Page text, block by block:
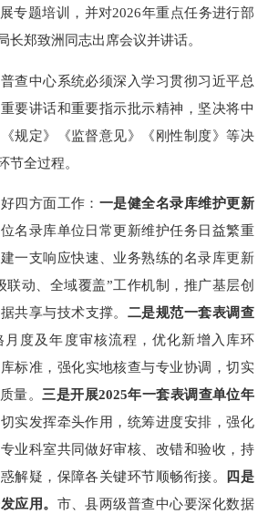
专题培训 ， 并对2026年重点任务进行部
长郑致洲同志出席会议并讲话。
查中心系统必须深入学习贯彻习近平总
要讲话和重要指示批示精神，坚决将中
规定》《监督意见》《刚性制度》等决
节全过程。
四方面工作： 一是健全名录库维护更新
名录库单位日常更新维护任务日益繁重
一支响应快速、业务熟练的名录库更新
联动、全域覆盖”工作机制 ，推广基层创
共享与技术支撑。 二是规范一套表调查
月度及年度审核流程 ，优化新增入库环
标准，强化实地核查与专业协调 ，切实
量。 三是开展2025年一套表调查单位年
实发挥牵头作用，统筹进度安排，强化
业科室共同做好审核、改错和验收， 持
解疑，保障各关键环节顺畅衔接。 四是
应用。 市、县两级普查中心要深化数据